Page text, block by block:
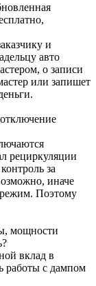
и
авто
о записи
или запишет
рециркуляции
за
иначе
Поэтому
мощности
вклад в
работы с дампом